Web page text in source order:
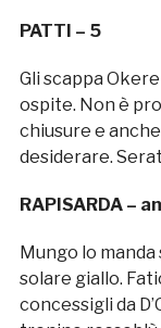
PATTI – 5
Gli scappa
ospite. Non è
chiusure e
desiderare.
RAPISARDA –
Mungo lo
solare giallo.
concessigli da